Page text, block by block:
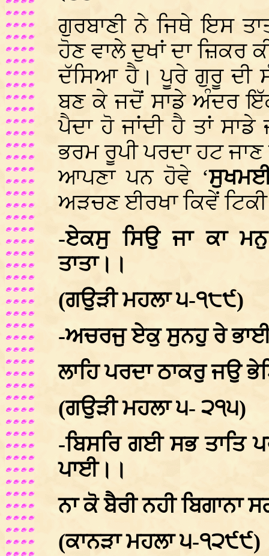
ਗੁਰਬਾਣੀ ਨੇ ਜਿਥੇ ਇਸ
ਹੋਣ ਵਾਲੇ ਦੁਖਾਂ ਦਾ ਜ਼ਿਕਰ
ਦੱਸਿਆ ਹੈ। ਪੂਰੇ ਗੁਰੂ ਦੀ
ਬਣ ਕੇ ਜਦੋਂ ਸਾਡੇ ਅੰਦਰ
ਪੈਦਾ ਹੋ ਜਾਂਦੀ ਹੈ ਤਾਂ ਸਾਡੇ
ਭਰਮ ਰੂਪੀ ਪਰਦਾ ਹਟ
ਆਪਣਾ ਪਨ ਹੋਵੇ ‘
ਅੜਚਣ ਈਰਖਾ ਕਿਵੇਂ
-ਏਕਸੁ ਸਿਉ ਜਾ ਕਾ ਮਨੁ
ਤਾਤਾ।।
(ਗਉੜੀ ਮਹਲਾ ੫-੧੮੯)
-ਅਚਰਜੁ ਏਕੁ ਸੁਨਹੁ ਰੇ
ਲਾਹਿ ਪਰਦਾ ਠਾਕਰੁ ਜਉ
(ਗਉੜੀ ਮਹਲਾ ੫- ੨੧੫)
-ਬਿਸਰਿ ਗਈ ਸਭ ਤਾਤਿ
ਪਾਈ।।
ਨਾ ਕੋ ਬੈਰੀ ਨਹੀ
(ਕਾਨੜਾ ਮਹਲਾ ੫-੧੨੯੯)